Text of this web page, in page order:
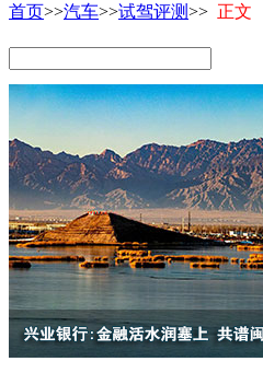
首页>>汽车>>试驾评测>> 正文